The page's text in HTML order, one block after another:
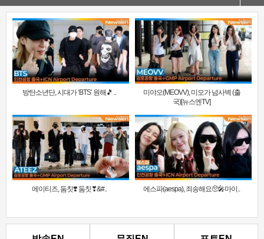
방탄소년단, 시대가 ‘BTS’ 원해🎵 ..
미야오(MEOVV), 미모가 넘사벽 (출
국)[뉴스엔TV]
에이티즈, 둠칫❣️ 둠칫❣&#.. 에스파(aespa), 죄송해요🥺🎤마이..